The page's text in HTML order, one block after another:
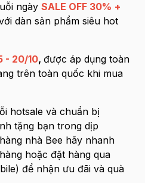
ngày SALE OFF 30% +
dàn sản phẩm siêu hot
- 20/10, được áp dụng toàn
trên toàn quốc khi mua
hotsale và chuẩn bị
tặng bạn trong dịp
nhà Bee hãy nhanh
hoặc đặt hàng qua
để nhận ưu đãi và quà